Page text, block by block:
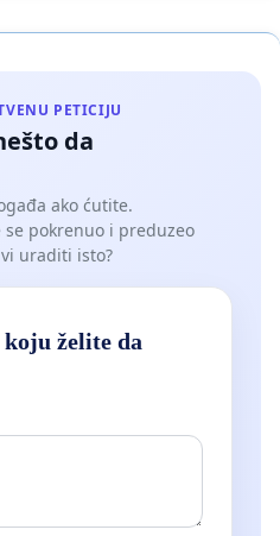
PETICIJU
da
ako ćutite.
pokrenuo i preduzeo
uraditi isto?
želite da